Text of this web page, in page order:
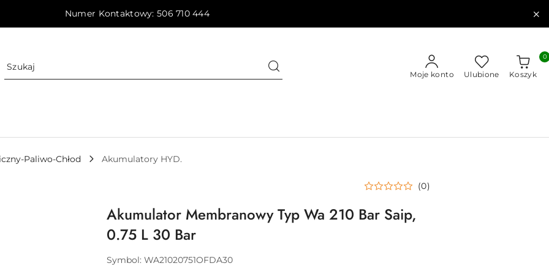
Numer Kontaktowy: 506 710 444
Moje konto Ulubione Koszyk
0
Paliwo-Chłod Akumulatory HYD.
(0)
Akumulator Membranowy Typ Wa 210 Bar Saip,
0.75 L 30 Bar
Symbol: WA21020751OFDA30